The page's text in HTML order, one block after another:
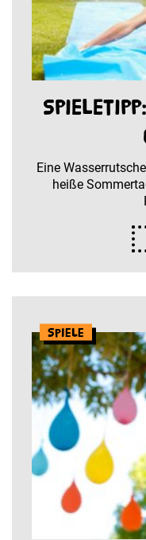
Eine
heiße
Spiele